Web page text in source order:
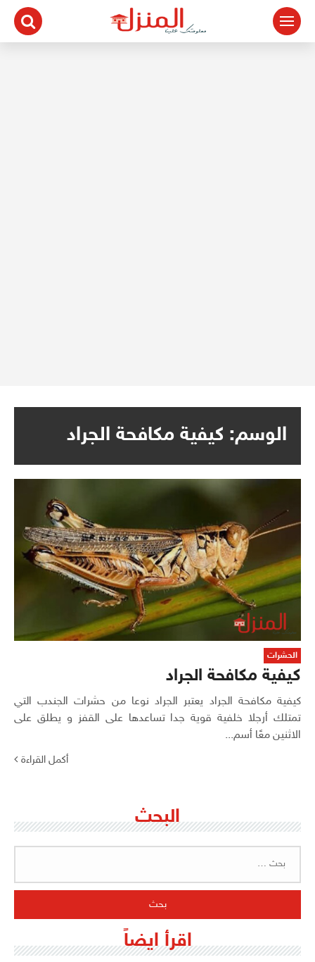
التجاوز
المحتوى
الوسم: كيفية مكافحة الجراد
الحشرات
كيفية مكافحة الجراد
كيفية مكافحة الجراد يعتبر الجراد نوعا من حشرات الجندب التي
تمتلك أرجلا خلفية قوية جدا تساعدها على القفز و يطلق على
الاثنين معًا أسم...
أكمل القراءة
البحث
اقرأ ايضاً